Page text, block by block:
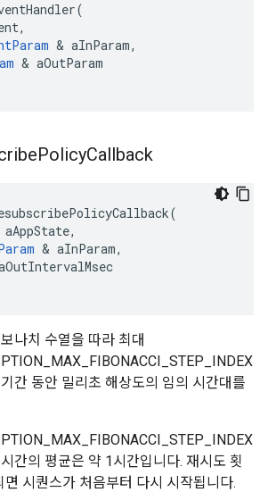
(
,
& aInParam,
& aOutParam
PolicyCallback
(
aAppState,
& aInParam,
나치 수열을 따라 최대
간 동안 밀리초 해상도의 임의 시간대를
간의 평균은 약 1시간입니다. 재시도 횟
시퀀스가 처음부터 다시 시작됩니다.